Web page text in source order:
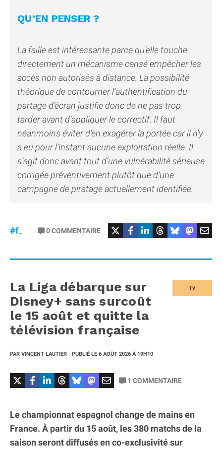
QU’EN PENSER ?
La faille est intéressante parce qu’elle touche
directement un mécanisme censé empêcher les
accès non autorisés à distance. La possibilité
théorique de contourner l’authentification du
partage d’écran justifie donc de ne pas trop
tarder avant d’appliquer le correctif. Il faut
néanmoins éviter d’en exagérer la portée car il n'y
a eu pour l’instant aucune exploitation réelle. Il
s’agit donc avant tout d’une vulnérabilité sérieuse
corrigée préventivement plutôt que d’une
campagne de piratage actuellement identifiée.
#failles #macOS#Sécurité
0COMMENTAIRE
TV
La Liga débarque sur
Disney+ sans surcoût
le 15 août et quitte la
télévision française
PAR VINCENT LAUTIER - PUBLIÉ LE 6 AOÛT 2026 À 19H10
1 COMMENTAIRE
Le championnat espagnol change de mains en
France. À partir du 15 août, les 380 matchs de la
saison seront diffusés en co-exclusivité sur